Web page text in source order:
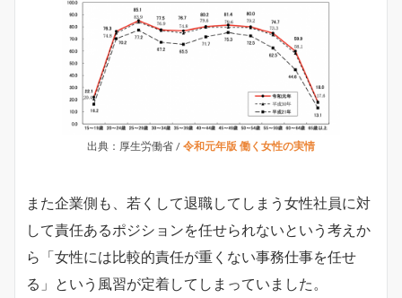
出典：厚生労働省 / 令和元年版 働く女性の実情
また企業側も、若くして退職してしまう女性社員に対
して責任あるポジションを任せられないという考えか
ら「女性には比較的責任が重くない事務仕事を任せ
る」という風習が定着してしまっていました。